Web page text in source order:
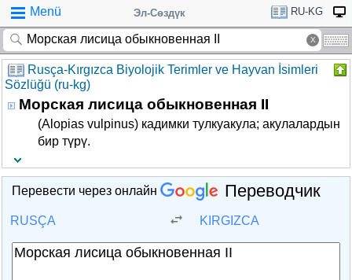
Menü Эл-Сөздүк RU-KG
Rusça-Kırgızca Biyolojik Terimler ve Hayvan İsimleri
Sözlüğü (ru-kg)
Морская лисица обыкновенная II
(Alopias vulpinus) кадимки тулкуакула; акулалардын
бир түрү.
Перевести через онлайн Переводчик
RUSÇA KIRGIZCA